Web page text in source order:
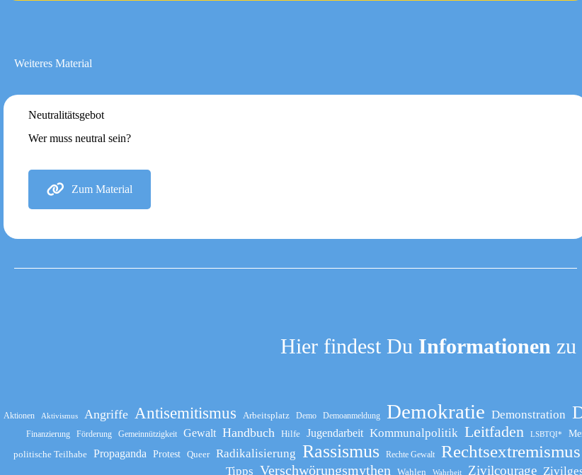
Weiteres Material
Neutralitätsgebot
Wer muss neutral sein?
Zum Material
Hier findest Du Informationen zu
Aktionen Aktivismus Angriffe Antisemitismus Arbeitsplatz Demo Demoanmeldung Demokratie Demonstration
Finanzierung Förderung Gemeinnützigkeit Gewalt Handbuch Hilfe Jugendarbeit Kommunalpolitik Leitfaden LSBTQI*
politische Teilhabe Propaganda Protest Queer Radikalisierung Rassismus Rechte Gewalt Rechtsextremismus
Tipps Verschwörungsmythen Wahlen Wahrheit Zivilcourage